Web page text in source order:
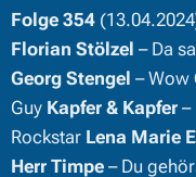
Folge 354
Florian Stölzel – Da
Georg Stengel – Wow
Guy Kapfer & Kapfer –
Rockstar Lena Marie
Herr Timpe – Du